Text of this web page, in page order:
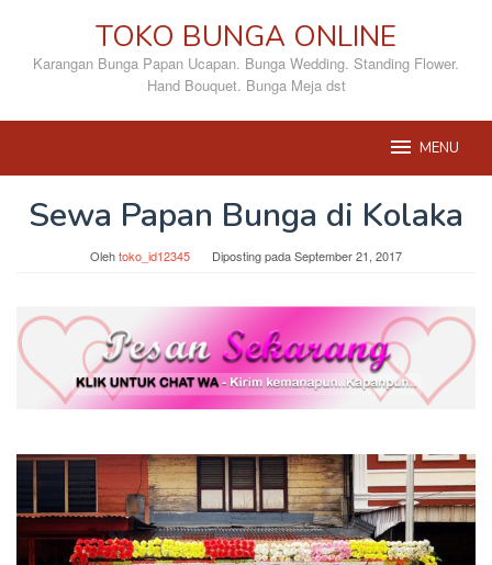
konten
TOKO BUNGA ONLINE
Karangan Bunga Papan Ucapan. Bunga Wedding. Standing Flower.
Hand Bouquet. Bunga Meja dst
MENU
Sewa Papan Bunga di Kolaka
Olehtoko_id12345 Diposting padaSeptember 21, 2017